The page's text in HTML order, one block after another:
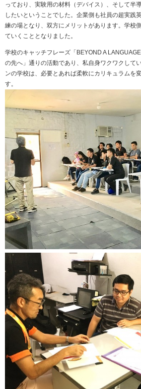
っており、実験用の材料（デバイス）、そして半
したいということでした。企業側も社員の超実践
練の場となり、双方にメリットがあります。学校
ていくこととなりました。
学校のキャッチフレーズ「BEYOND A
の先へ」通りの活動であり、私自身ワクワクして
ンの学校は、必要とあれば柔軟にカリキュラムを
す。